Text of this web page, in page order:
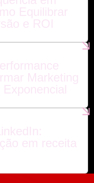
Equilibrar
e ROI
Marketing
em receita